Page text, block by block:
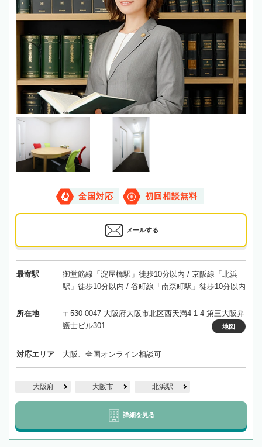
全国対応 初回相談無料
メールする
最寄駅
御堂筋線「淀屋橋駅」徒歩10分以内 / 京阪線「北浜
駅」徒歩10分以内 / 谷町線「南森町駅」徒歩10分以内
所在地
〒530-0047 大阪府大阪市北区西天満4-1-4 第三大阪弁
護士ビル301
地図
対応エリア 大阪、全国オンライン相談可
大阪府 大阪市 北浜駅
詳細を見る